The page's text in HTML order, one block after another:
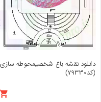
دانلود نقشه باغ شخصیمحوطه سازی
(کد79330)